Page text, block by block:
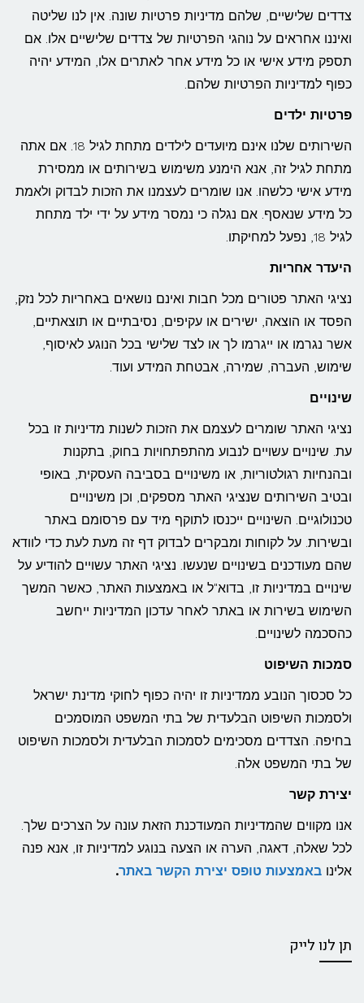
צדדים שלישיים, שלהם מדיניות פרטיות שונה. אין לנו שליטה
ואיננו אחראים על נוהגי הפרטיות של צדדים שלישיים אלו. אם
תספק מידע אישי או כל מידע אחר לאתרים אלו, המידע יהיה
כפוף למדיניות הפרטיות שלהם.
פרטיות ילדים
השירותים שלנו אינם מיועדים לילדים מתחת לגיל 18. אם אתה
מתחת לגיל זה, אנא הימנע משימוש בשירותים או ממסירת
מידע אישי כלשהו. אנו שומרים לעצמנו את הזכות לבדוק ולאמת
כל מידע שנאסף. אם נגלה כי נמסר מידע על ידי ילד מתחת
לגיל 18, נפעל למחיקתו.
היעדר אחריות
נציגי האתר פטורים מכל חבות ואינם נושאים באחריות לכל נזק,
הפסד או הוצאה, ישירים או עקיפים, נסיבתיים או תוצאתיים,
אשר נגרמו או ייגרמו לך או לצד שלישי בכל הנוגע לאיסוף,
שימוש, העברה, שמירה, אבטחת המידע ועוד.
שינויים
נציגי האתר שומרים לעצמם את הזכות לשנות מדיניות זו בכל
עת. שינויים עשויים לנבוע מהתפתחויות בחוק, בתקנות
ובהנחיות רגולטוריות, או משינויים בסביבה העסקית, באופי
ובטיב השירותים שנציגי האתר מספקים, וכן משינויים
טכנולוגיים. השינויים ייכנסו לתוקף מיד עם פרסומם באתר
ובשירות. על לקוחות ומבקרים לבדוק דף זה מעת לעת כדי לוודא
שהם מעודכנים בשינויים שנעשו. נציגי האתר עשויים להודיע על
שינויים במדיניות זו, בדוא"ל או באמצעות האתר, כאשר המשך
השימוש בשירות או באתר לאחר עדכון המדיניות ייחשב
כהסכמה לשינויים.
סמכות השיפוט
כל סכסוך הנובע ממדיניות זו יהיה כפוף לחוקי מדינת ישראל
ולסמכות השיפוט הבלעדית של בתי המשפט המוסמכים
בחיפה. הצדדים מסכימים לסמכות הבלעדית ולסמכות השיפוט
של בתי המשפט אלה.
יצירת קשר
אנו מקווים שהמדיניות המעודכנת הזאת עונה על הצרכים שלך.
לכל שאלה, דאגה, הערה או הצעה בנוגע למדיניות זו, אנא פנה
אלינו באמצעות טופס יצירת הקשר באתר.
תן לנו לייק